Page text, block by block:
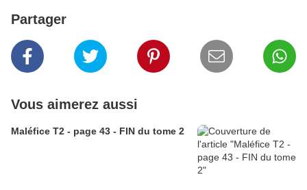
Partager
Vous aimerez aussi
Maléfice T2 - page 43 - FIN du tome 2